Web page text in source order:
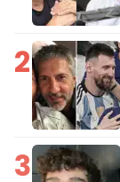
2
3